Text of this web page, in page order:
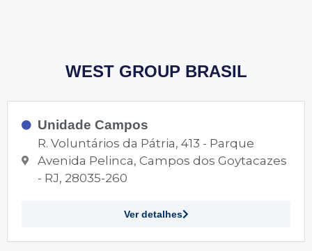
WEST GROUP BRASIL
Unidade Campos
R. Voluntários da Pátria, 413 - Parque
Avenida Pelinca, Campos dos Goytacazes
- RJ, 28035-260
Ver detalhes